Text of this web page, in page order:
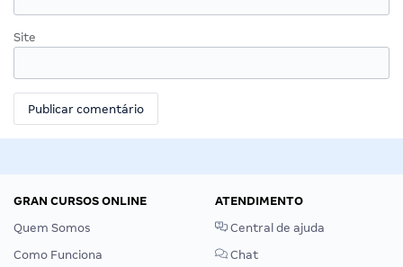
Site
GRAN CURSOS ONLINE
Quem Somos
Como Funciona
ATENDIMENTO
Central de ajuda
Chat